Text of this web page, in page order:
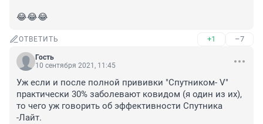
😂😂😂
ОТВЕТИТЬ +1 –7
Гость
10 сентября 2021, 11:45
Уж если и после полной прививки "Спутником- V"
практически 30% заболевают ковидом (я один из их),
то чего уж говорить об эффективности Спутника
-Лайт.